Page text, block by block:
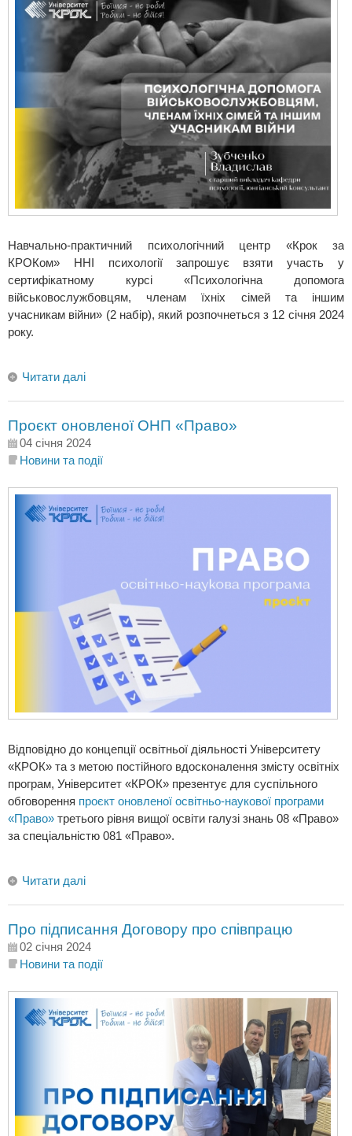
Навчально-практичний психологічний центр «Крок за
КРОКом» ННІ психології запрошує взяти участь у
сертифікатному курсі «Психологічна допомога
військовослужбовцям, членам їхніх сімей та іншим
учасникам війни» (2 набір), який розпочнеться з 12 січня 2024
року.
Читати далі
Проєкт оновленої ОНП «Право»
04 січня 2024
Новини та події
Відповідно до концепції освітньої діяльності Університету
«КРОК» та з метою постійного вдосконалення змісту освітніх
програм, Університет «КРОК» презентує для суспільного
обговорення проєкт оновленої освітньо-наукової програми
«Право» третього рівня вищої освіти галузі знань 08 «Право»
за спеціальністю 081 «Право».
Читати далі
Про підписання Договору про співпрацю
02 січня 2024
Новини та події